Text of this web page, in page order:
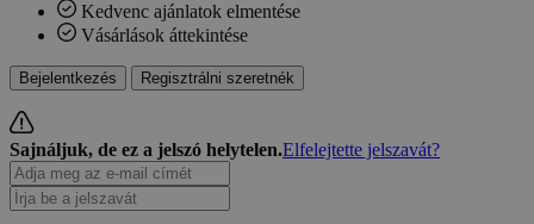
Kedvenc ajánlatok elmentése
Vásárlások áttekintése
Bejelentkezés Regisztrálni szeretnék
Sajnáljuk, de ez a jelszó helytelen.Elfelejtette jelszavát?